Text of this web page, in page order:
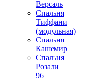
Версаль
Спальня
Тиффани
(модульная)
Спальня
Кашемир
Спальня
Розали
96